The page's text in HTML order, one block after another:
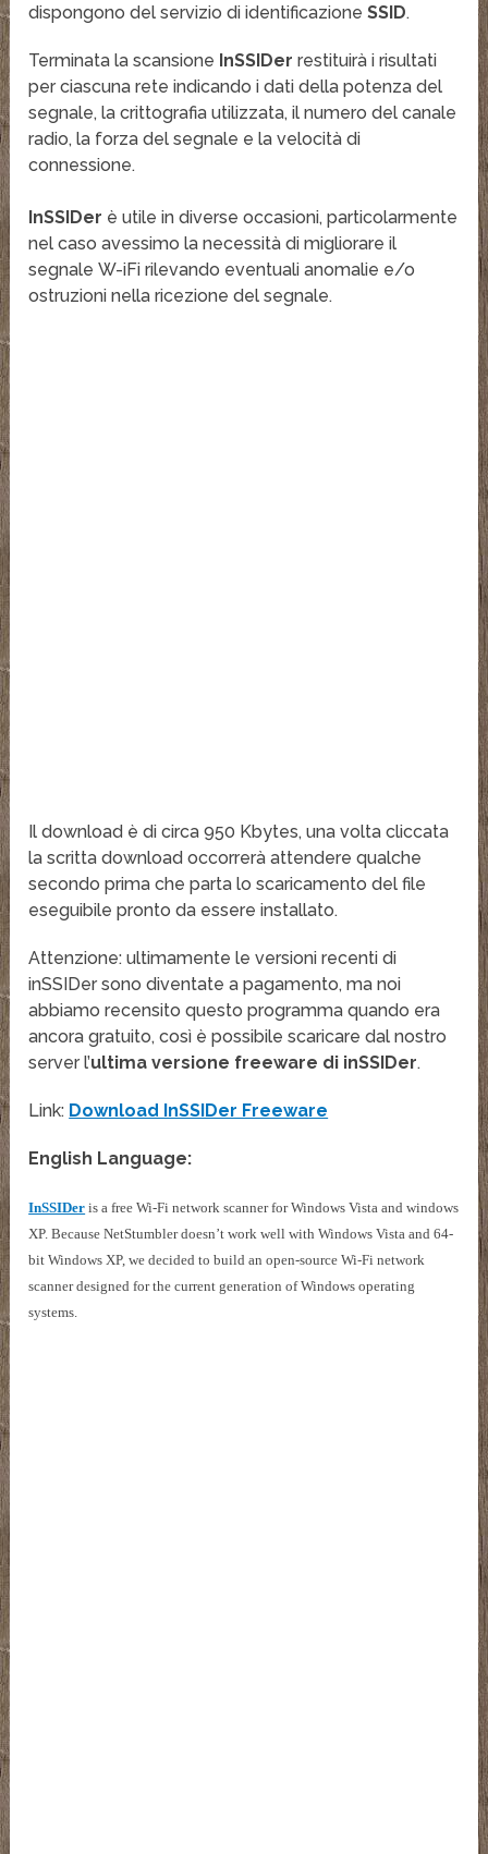
dispongono del servizio di identificazioneSSID.
Terminata la scansione InSSIDer restituirà i risultati
per ciascuna rete indicando i dati dellapotenza del
segnale, lacrittografia utilizzata, il numero del canale
radio, la forza del segnale e lavelocità di
connessione.
InSSIDer è utile in diverse occasioni, particolarmente
nel caso avessimo la necessità di migliorare il
segnaleW-iFi rilevando eventuali anomalie e/o
ostruzioni nellaricezionedel segnale.
Il download è di circa 950 Kbytes, una volta cliccata
la scritta download occorrerà attendere qualche
secondo prima che parta lo scaricamento del file
eseguibile pronto da essere installato.
Attenzione: ultimamente le versioni recenti di
inSSIDer sono diventate a pagamento, ma noi
abbiamo recensito questo programma quando era
ancora gratuito, così è possibile scaricare dal nostro
server l’ultima versione freeware di inSSIDer.
Link: Download InSSIDer Freeware
English Language:
InSSIDer is a free Wi-Fi network scanner for Windows Vista and windows
XP. Because NetStumbler doesn’t work well with Windows Vista and 64-
bit Windows XP, we decided to build an open-source Wi-Fi network
scanner designed for the current generation of Windows operating
systems.